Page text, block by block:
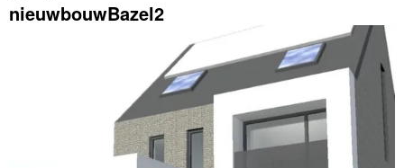
nieuwbouwBazel2